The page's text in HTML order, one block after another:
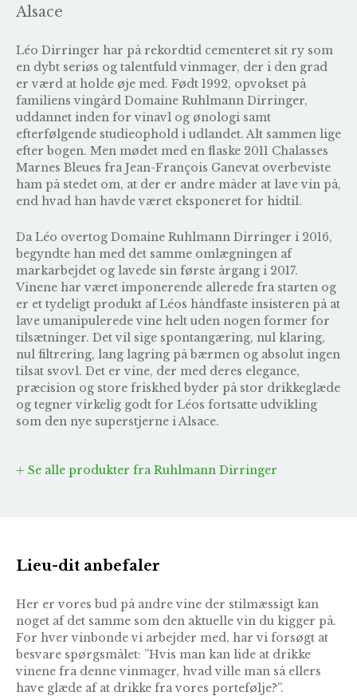
Alsace
Léo Dirringer har på rekordtid cementeret sit ry som
en dybt seriøs og talentfuld vinmager, der i den grad
er værd at holde øje med. Født 1992, opvokset på
familiens vingård Domaine Ruhlmann Dirringer,
uddannet inden for vinavl og ønologi samt
efterfølgende studieophold i udlandet. Alt sammen lige
efter bogen. Men mødet med en flaske 2011 Chalasses
Marnes Bleues fra Jean-François Ganevat overbeviste
ham på stedet om, at der er andre måder at lave vin på,
end hvad han havde været eksponeret for hidtil.
Da Léo overtog Domaine Ruhlmann Dirringer i 2016,
begyndte han med det samme omlægningen af
markarbejdet og lavede sin første årgang i 2017.
Vinene har været imponerende allerede fra starten og
er et tydeligt produkt af Léos håndfaste insisteren på at
lave umanipulerede vine helt uden nogen former for
tilsætninger. Det vil sige spontangæring, nul klaring,
nul filtrering, lang lagring på bærmen og absolut ingen
tilsat svovl. Det er vine, der med deres elegance,
præcision og store friskhed byder på stor drikkeglæde
og tegner virkelig godt for Léos fortsatte udvikling
som den nye superstjerne i Alsace.
Se alle produkter fra Ruhlmann Dirringer
Lieu-dit anbefaler
Her er vores bud på andre vine der stilmæssigt kan
noget af det samme som den aktuelle vin du kigger på.
For hver vinbonde vi arbejder med, har vi forsøgt at
besvare spørgsmålet: ”Hvis man kan lide at drikke
vinene fra denne vinmager, hvad ville man så ellers
have glæde af at drikke fra vores portefølje?”.